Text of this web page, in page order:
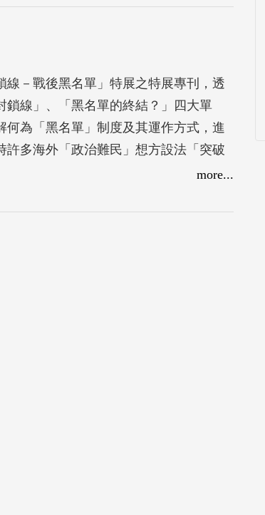
線－戰後黑名單」特展之特展專刊，透
線」、「黑名單的終結？」四大單
為「黑名單」制度及其運作方式，進
多海外「政治難民」想方設法「突破
more...